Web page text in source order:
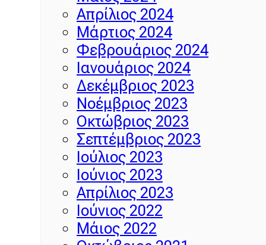
Απρίλιος 2024
Μάρτιος 2024
Φεβρουάριος 2024
Ιανουάριος 2024
Δεκέμβριος 2023
Νοέμβριος 2023
Οκτώβριος 2023
Σεπτέμβριος 2023
Ιούλιος 2023
Ιούνιος 2023
Απρίλιος 2023
Ιούνιος 2022
Μάιος 2022